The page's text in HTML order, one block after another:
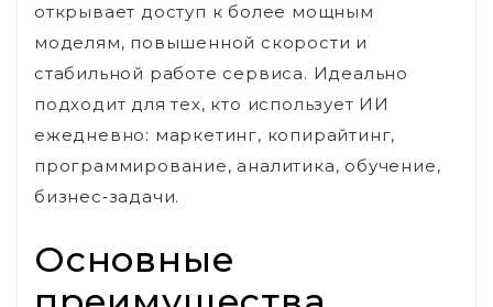
открывает доступ к более мощным
моделям, повышенной скорости и
стабильной работе сервиса. Идеально
подходит для тех, кто использует ИИ
ежедневно: маркетинг, копирайтинг,
программирование, аналитика, обучение,
бизнес‑задачи.
Основные